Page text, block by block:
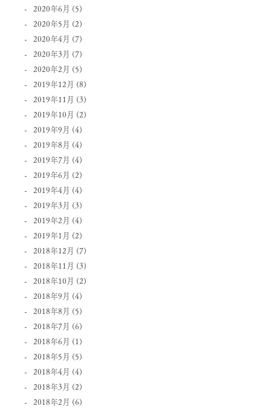
2020年6月 (5)
2020年5月 (2)
2020年4月 (7)
2020年3月 (7)
2020年2月 (5)
2019年12月 (8)
2019年11月 (3)
2019年10月 (2)
2019年9月 (4)
2019年8月 (4)
2019年7月 (4)
2019年6月 (2)
2019年4月 (4)
2019年3月 (3)
2019年2月 (4)
2019年1月 (2)
2018年12月 (7)
2018年11月 (3)
2018年10月 (2)
2018年9月 (4)
2018年8月 (5)
2018年7月 (6)
2018年6月 (1)
2018年5月 (5)
2018年4月 (4)
2018年3月 (2)
2018年2月 (6)